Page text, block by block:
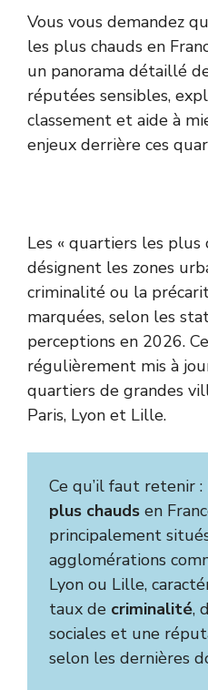
Vous vous demandez
les plus chauds en
un panorama détaillé
réputées sensibles,
classement et aide à
enjeux derrière ces
Les « quartiers les plus
désignent les zones
criminalité ou la
marquées, selon les
perceptions en 2026.
régulièrement mis à
quartiers de grandes
Paris, Lyon et Lille.
Ce qu’il faut retenir :
plus chauds en
principalement
agglomérations
Lyon ou Lille,
taux de criminalité,
sociales et une
selon les dernières